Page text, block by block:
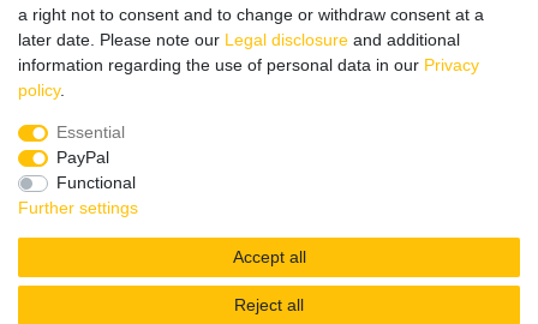
Zahlungsmethoden
Zusätzlich stehen SEPA
Kreditkartewie VISA oder MasterCard,
© Copyright 2026 | All rights reserved.
a right not to consent and to change or withdraw consent at a
later date. Please note our Legal disclosure and additional
information regarding the use of personal data in our Privacy
policy.
Essential
PayPal
Functional
Further settings
Accept all
Reject all